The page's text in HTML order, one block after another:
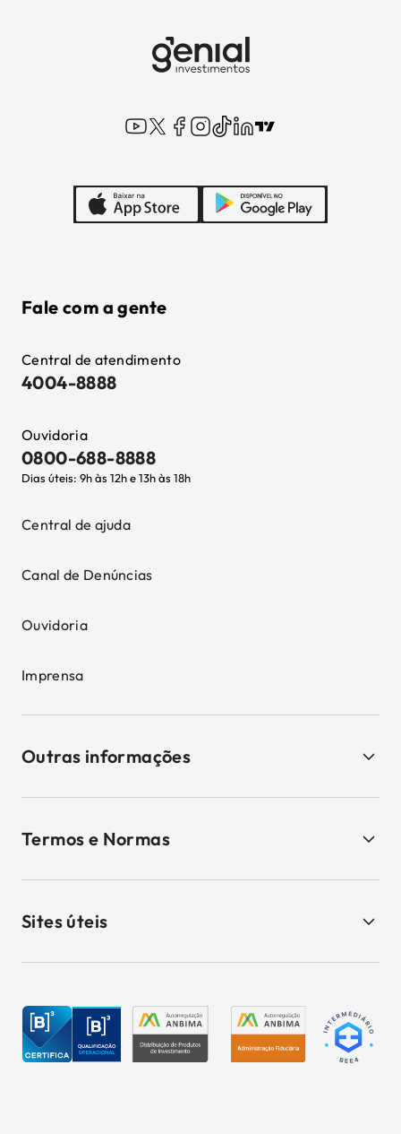
Fale com a gente
Central de atendimento
4004-8888
Ouvidoria
0800-688-8888
Dias úteis: 9h às 12h e 13h às 18h
Central de ajuda
Canal de Denúncias
Ouvidoria
Imprensa
Outras informações
Termos e Normas
Sites úteis